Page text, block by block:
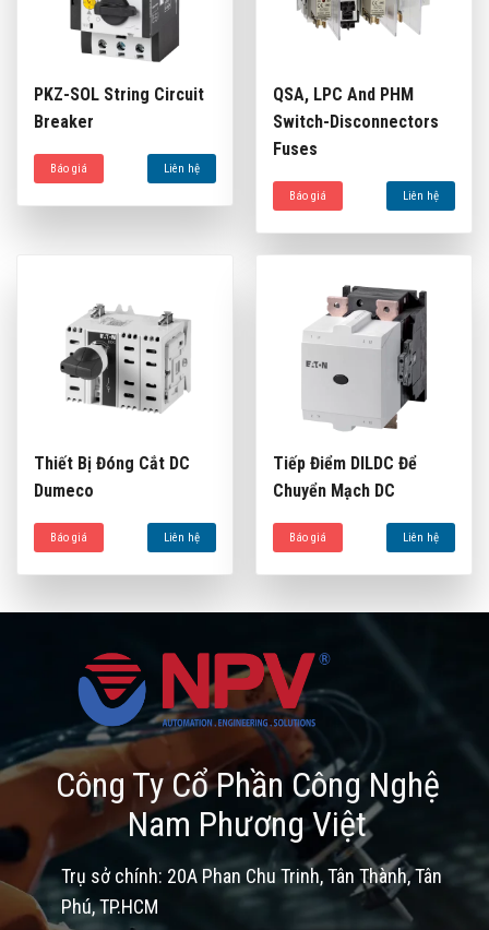
PKZ-SOL String Circuit
Breaker
Báo giá Liên hệ
QSA, LPC And PHM
Switch-Disconnectors
Fuses
Báo giá Liên hệ
Thiết Bị Đóng Cắt DC
Dumeco
Báo giá Liên hệ
Tiếp Điểm DILDC Để
Chuyển Mạch DC
Báo giá Liên hệ
Công Ty Cổ Phần Công Nghệ
Nam Phương Việt
Trụ sở chính: 20A Phan Chu Trinh, Tân Thành, Tân
Phú, TP.HCM